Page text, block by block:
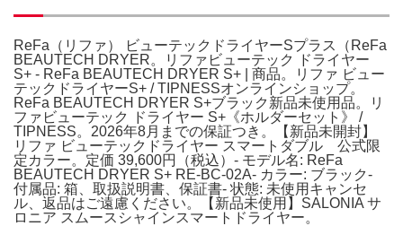
ReFa（リファ） ビューテックドライヤーSプラス（ReFa
BEAUTECH DRYER。リファビューテック ドライヤー
S+ - ReFa BEAUTECH DRYER S+ | 商品。リファ ビュー
テックドライヤーS+ / TIPNESSオンラインショップ。
ReFa BEAUTECH DRYER S+ブラック新品未使用品。リ
ファビューテック ドライヤー S+《ホルダーセット》 /
TIPNESS。2026年8月までの保証つき。【新品未開封】
リファ ビューテックドライヤー スマートダブル 公式限
定カラー。定価 39,600円（税込）- モデル名: ReFa
BEAUTECH DRYER S+ RE-BC-02A- カラー: ブラック-
付属品: 箱、取扱説明書、保証書- 状態: 未使用キャンセ
ル、返品はご遠慮ください。【新品未使用】SALONIA サ
ロニア スムースシャインスマートドライヤー。